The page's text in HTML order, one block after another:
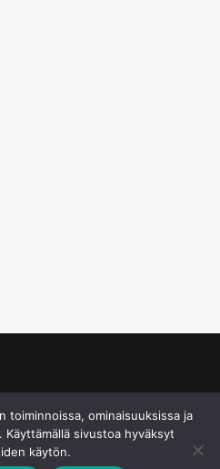
toiminnoissa, ominaisuuksissa ja
sivustoa hyväksyt
käytön.